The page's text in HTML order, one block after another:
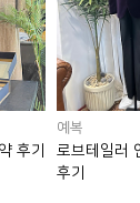
후기
예복
로브테일러
후기